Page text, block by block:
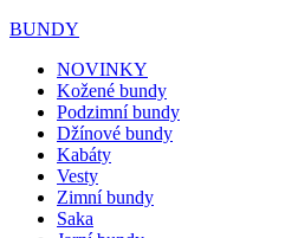
BUNDY
NOVINKY
Kožené bundy
Podzimní bundy
Džínové bundy
Kabáty
Vesty
Zimní bundy
Saka